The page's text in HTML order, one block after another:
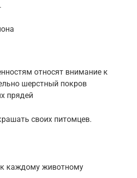
относят внимание к
шерстный покров
прядей
своих питомцев.
к каждому животному